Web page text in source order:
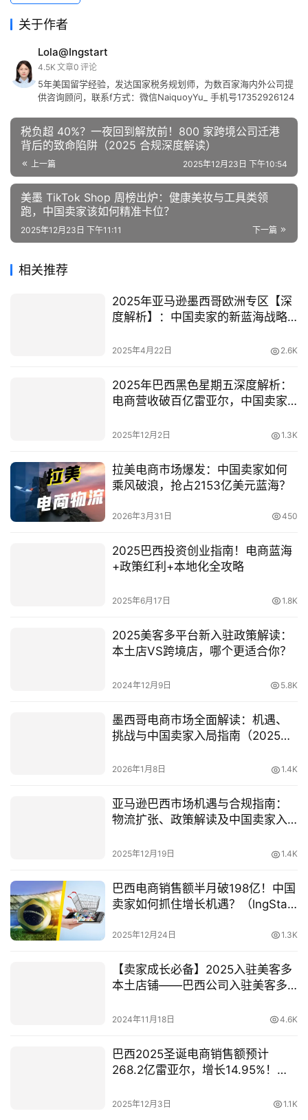
关于作者
Lola@Ingstart
4.5K 文章0 评论
5年美国留学经验，发达国家税务规划师，为数百家海内外公司提
供咨询顾问，联系f方式：微信NaiquoyYu_ 手机号17352926124
税负超 40%？一夜回到解放前！800 家跨境公司迁港
背后的致命陷阱（2025 合规深度解读）
上一篇 2025年12月23日 下午10:54
美墨 TikTok Shop 周榜出炉：健康美妆与工具类领
跑，中国卖家该如何精准卡位？
下一篇
2025年12月23日 下午11:11
相关推荐
2025年亚马逊墨西哥欧洲专区【深
度解析】：中国卖家的新蓝海战略
2025年4月22日 2.6K
2025年巴西黑色星期五深度解析：
电商营收破百亿雷亚尔，中国卖家
2025年12月2日 1.3K
拉美电商市场爆发：中国卖家如何
乘风破浪，抢占2153亿美元蓝海？
2026年3月31日 450
2025巴西投资创业指南！电商蓝海
+政策红利+本地化全攻略
2025年6月17日 1.8K
2025美客多平台新入驻政策解读：
本土店VS跨境店，哪个更适合你？
2024年12月9日 5.8K
墨西哥电商市场全面解读：机遇、
挑战与中国卖家入局指南（2025最
2026年1月8日 1.4K
亚马逊巴西市场机遇与合规指南：
物流扩张、政策解读及中国卖家入
2025年12月19日 1.4K
巴西电商销售额半月破198亿！中国
卖家如何抓住增长机遇？（lngStart
2025年12月24日 1.3K
【卖家成长必备】2025入驻美客多
本土店铺——巴西公司入驻美客多
2024年11月18日 4.6K
巴西2025圣诞电商销售额预计
268.2亿雷亚尔，增长14.95%！中
2025年12月3日 1.1K